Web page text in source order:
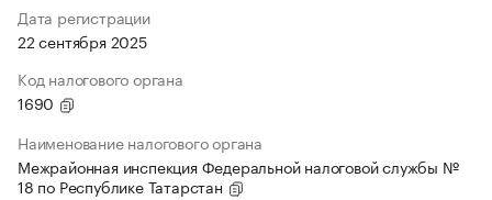
Дата регистрации
22 сентября 2025
Код налогового органа
1690
Наименование налогового органа
Межрайонная инспекция Федеральной налоговой службы №
18 по Республике Татарстан